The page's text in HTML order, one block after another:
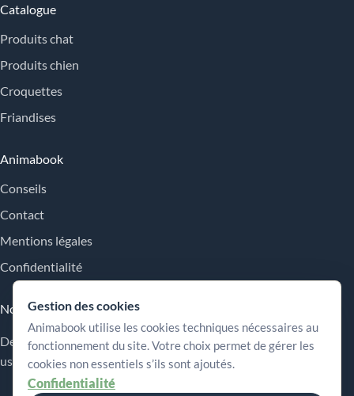
Catalogue
Produits chat
Produits chien
Croquettes
Friandises
Animabook
Conseils
Contact
Mentions légales
Confidentialité
Nos engagements
Des repères simples pour comparer les offres, comprendre les
usages et choisir plus sereinement.
Gestion des cookies
Animabook utilise les cookies techniques nécessaires au
fonctionnement du site. Votre choix permet de gérer les
cookies non essentiels s’ils sont ajoutés.
Confidentialité